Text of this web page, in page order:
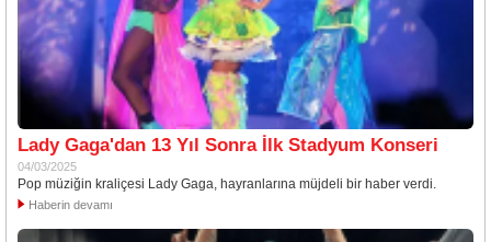
Lady Gaga'dan 13 Yıl Sonra İlk Stadyum Konseri
04/03/2025
Pop müziğin kraliçesi Lady Gaga, hayranlarına müjdeli bir haber verdi.
Haberin devamı